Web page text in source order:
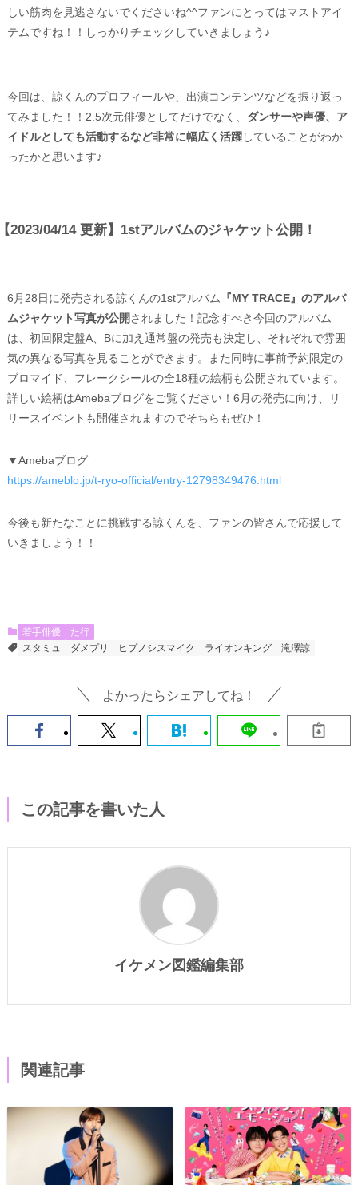
しい筋肉を見逃さないでくださいね^^ファンにとってはマストアイ
テムですね！！しっかりチェックしていきましょう♪
今回は、諒くんのプロフィールや、出演コンテンツなどを振り返っ
てみました！！2.5次元俳優としてだけでなく、 ダンサーや声優、ア
イドルとしても活動するなど非常に幅広く活躍していることがわか
ったかと思います♪
2023/04/14 更新】1stアルバムのジャケット公開！
6月28日に発売される諒くんの1stアルバム
『MY TRACE』のアルバ
ムジャケット写真が公開 されました！記念すべき今回のアルバム
は、初回限定盤A、Bに加え通常盤の発売も決定し、それぞれで雰囲
気の異なる写真を見ることができます。また同時に事前予約限定の
ブロマイド、フレークシールの全18種の絵柄も公開されています。
詳しい絵柄はAmebaブログをご覧ください！6月の発売に向け、リ
リースイベントも開催されますのでそちらもぜひ！
▼Amebaブログ
https://ameblo.jp/t-ryo-official/entry-12798349476.html
今後も新たなことに挑戦する諒くんを、ファンの皆さんで応援して
いきましょう！！
若手俳優
た行
スタミュ
ダメプリ ヒプノシスマイク ライオンキング 滝澤諒
よかったらシェアしてね！
この記事を書いた人
イケメン図鑑編集部
関連記事